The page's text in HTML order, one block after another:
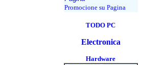
Promocione su Pagina
TODO PC
Electronica
Hardware